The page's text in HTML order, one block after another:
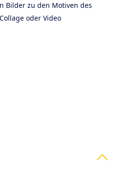
Bilder zu den Motiven des
oder Video